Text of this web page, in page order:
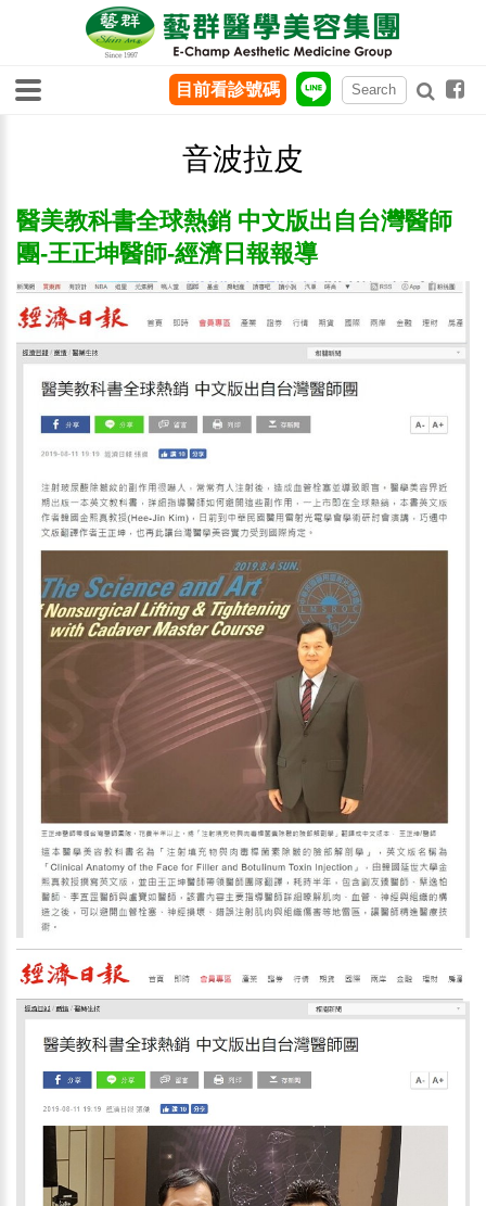
音波拉皮
醫美教科書全球熱銷 中文版出自台灣醫師
團-王正坤醫師-經濟日報報導
目前看診號碼